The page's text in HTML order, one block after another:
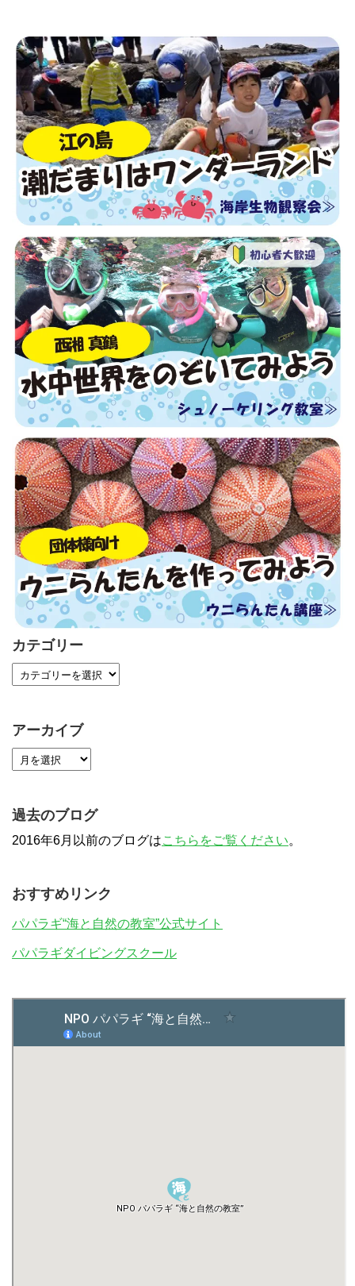
カテゴリー
アーカイブ
過去のブログ
2016年6月以前のブログはこちらをご覧ください。
おすすめリンク
パパラギ“海と自然の教室”公式サイト
パパラギダイビングスクール